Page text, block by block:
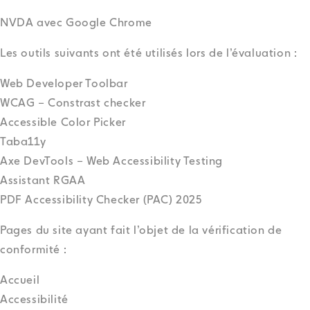
NVDA avec Google Chrome
Les outils suivants ont été utilisés lors de l’évaluation :
Web Developer Toolbar
WCAG – Constrast checker
Accessible Color Picker
Taba11y
Axe DevTools – Web Accessibility Testing
Assistant RGAA
PDF Accessibility Checker (PAC) 2025
Pages du site ayant fait l’objet de la vérification de
conformité :
Accueil
Accessibilité